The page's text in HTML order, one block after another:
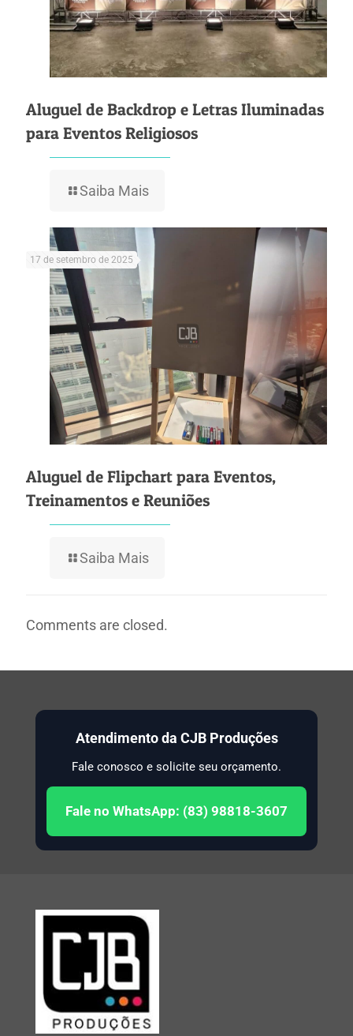
Aluguel de Backdrop e Letras Iluminadas
para Eventos Religiosos
Saiba Mais
17 de setembro de 2025
Aluguel de Flipchart para Eventos,
Treinamentos e Reuniões
Saiba Mais
Comments are closed.
Atendimento da CJB Produções
Fale conosco e solicite seu orçamento.
Fale no WhatsApp: (83) 98818-3607